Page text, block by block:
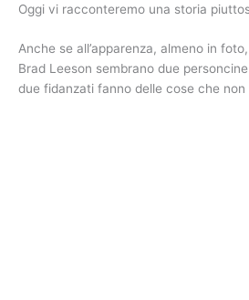
Oggi vi racconteremo una storia
Anche se all’apparenza, almeno in
Brad Leeson sembrano due
due fidanzati fanno delle cose che